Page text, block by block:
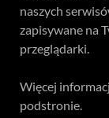
naszych
zapisywane na
przeglądarki.
Więcej
podstronie.